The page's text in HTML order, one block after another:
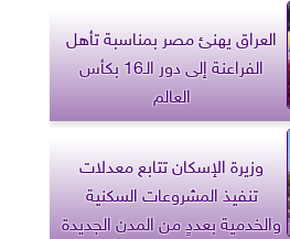
العراق يهنئ مصر بمناسبة تأهل
الفراعنة إلى دور الـ16 بكأس
العالم
وزيرة الإسكان تتابع معدلات
تنفيذ المشروعات السكنية
والخدمية بعددٍ من المدن الجديدة